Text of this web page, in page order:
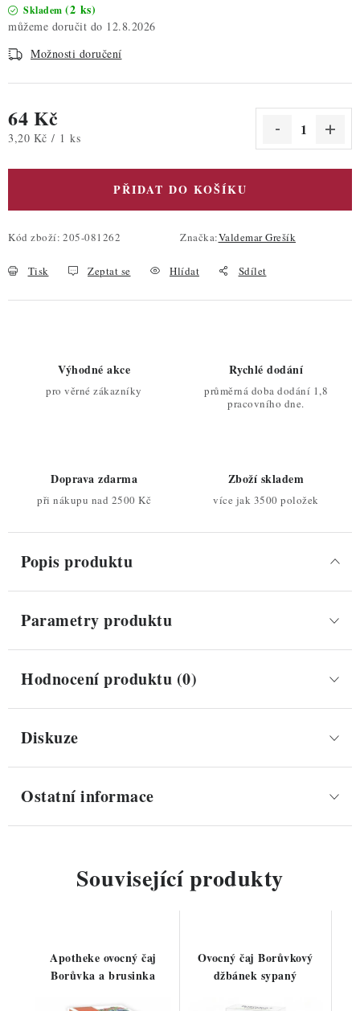
Skladem (2 ks)
12.8.2026
Možnosti doručení
64 Kč
Měrná cena:
3,20 Kč / 1 ks
PŘIDAT DO KOŠÍKU
Kód zboží: 205-081262 Značka:Valdemar Grešík
Tisk Zeptat se Hlídat Sdílet
Výhodné akce
pro věrné zákazníky
Rychlé dodání
průměrná doba dodání 1,8
pracovního dne.
Doprava zdarma
při nákupu nad 2500 Kč
Zboží skladem
více jak 3500 položek
Popis produktu
Parametry produktu
Hodnocení produktu (0)
Diskuze
Ostatní informace
Související produkty
Apotheke ovocný čaj
Borůvka a brusinka
Ovocný čaj Borůvkový
džbánek sypaný